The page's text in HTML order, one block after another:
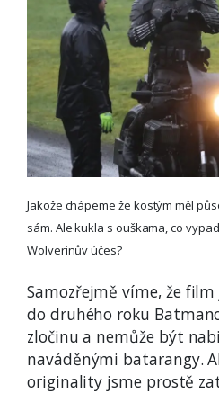
Jakože chápeme že kostým měl
sám. Ale kukla s ouškama, co
Wolverinův účes?
Samozřejmě víme, že
do druhého roku
zločinu a nemůže být
naváděnými batarangy.
originality jsme prostě